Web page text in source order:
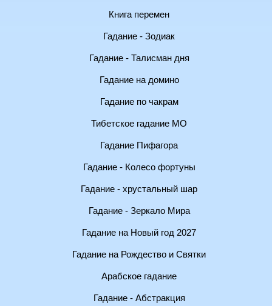
Книга перемен
Гадание - Зодиак
Гадание - Талисман дня
Гадание на домино
Гадание по чакрам
Тибетское гадание МО
Гадание Пифагора
Гадание - Колесо фортуны
Гадание - хрустальный шар
Гадание - Зеркало Мира
Гадание на Новый год 2027
Гадание на Рождество и Святки
Арабское гадание
Гадание - Абстракция